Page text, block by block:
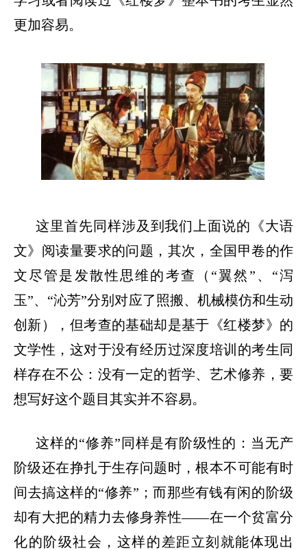
更加容易。
这里首先同样涉及到我们上面说的《大语
文》阅读量要求的问题，其次，全国甲卷的作
文尽管是发散性思维的考查（ “翼然” 、 “泻
玉”、 “沁芳”分别对应了照搬、机械模仿和生动
创新），但考查的基础却是基于《红楼梦》的
文学性，这对于没有经历过深度培训的考生同
样存在不公：没有一定的哲学、艺术修养，要
想写好这个题目其实并不容易。
这样的“修养”同样是有阶级性的：当无产
阶级还在挣扎于生存问题时，根本不可能有时
间去搞这样的“修养” ；而那些有钱有闲的阶级
却有大把的精力去修身养性——在一个贫富分
化的阶级社会，这样的差距立刻就能体现出